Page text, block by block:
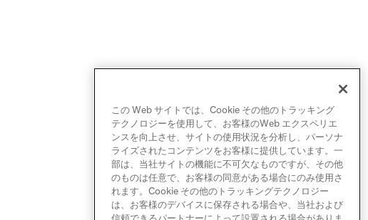
この Web サイトでは、Cookie その他のトラッキング
テクノロジーを使用して、お客様のWeb エクスペリエ
ンスを向上させ、サイトの使用状況を分析し、パーソナ
ライズされたコンテンツをお客様に提供しています。一
部は、当社サイトの機能に不可欠なものですが、その他
のものは任意で、お客様の同意がある場合にのみ使用さ
れます。Cookie その他のトラッキングテクノロジー
は、お客様のデバイスに保存される場合や、当社および